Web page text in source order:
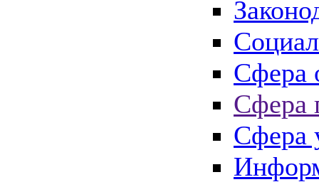
Сфера
Сфера
Сфера